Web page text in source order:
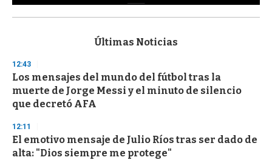
s
d
s
o
f
3
s
e
c
o
Últimas Noticias
12:43
Los mensajes del mundo del fútbol tras la
muerte de Jorge Messi y el minuto de silencio
que decretó AFA
12:11
El emotivo mensaje de Julio Ríos tras ser dado de
alta: "Dios siempre me protege"